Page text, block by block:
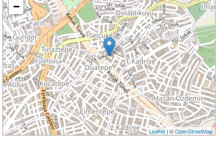
−
Leaflet| ©OpenStreetMap